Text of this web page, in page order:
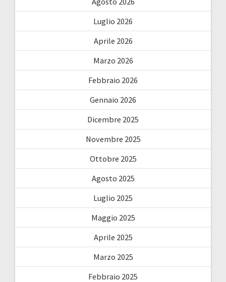
Luglio 2026
Aprile 2026
Marzo 2026
Febbraio 2026
Gennaio 2026
Dicembre 2025
Novembre 2025
Ottobre 2025
Agosto 2025
Luglio 2025
Maggio 2025
Aprile 2025
Marzo 2025
Febbraio 2025